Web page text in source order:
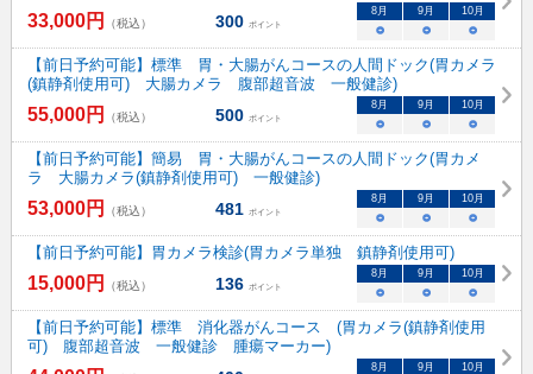
33,000円 （税込） 300 ポイント
8 月 9 月 10月
○ ○ ○
【前日予約可能】標準 胃・大腸がんコースの人間ドック(胃カメラ
(鎮静剤使用可) 大腸カメラ 腹部超音波 一般健診)
55,000円 （税込） 500 ポイント
8 月 9 月 10月
○ ○ ○
【前日予約可能】簡易 胃・大腸がんコースの人間ドック(胃カメ
ラ 大腸カメラ(鎮静剤使用可) 一般健診)
53,000円 （税込） 481 ポイント
8 月 9 月 10月
○ ○ ○
【前日予約可能】胃カメラ検診(胃カメラ単独 鎮静剤使用可)
15,000円 （税込） 136 ポイント
8 月 9 月 10月
○ ○ ○
【前日予約可能】標準 消化器がんコース (胃カメラ(鎮静剤使用
可) 腹部超音波 一般健診 腫瘍マーカー)
8 月 9 月 10月